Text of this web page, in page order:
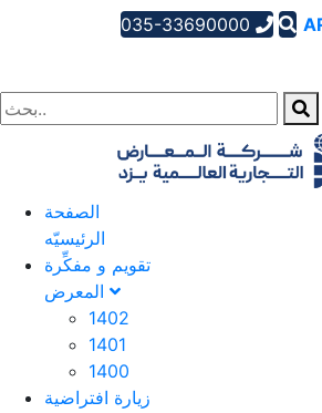
035-33690000
الصفحة
الرئیسیّه
تقویم و مفکِّرة
1402
1401
1400
زيارة افتراضية